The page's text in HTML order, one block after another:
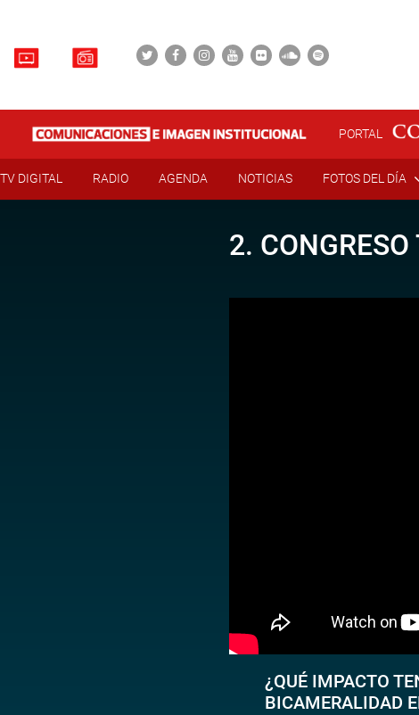
PORTAL
TV DIGITAL RADIO AGENDA NOTICIAS FOTOS DEL DÍA
2.
¿QUÉ IMPACTO
BICAMERALIDAD